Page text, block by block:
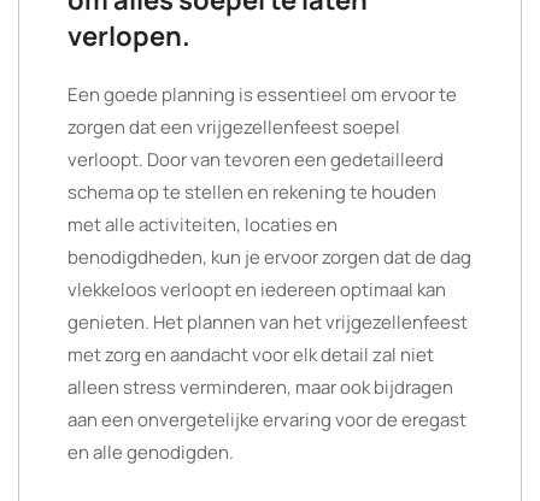
verlopen.
Een goede planning is essentieel om ervoor te
zorgen dat een vrijgezellenfeest soepel
verloopt. Door van tevoren een gedetailleerd
schema op te stellen en rekening te houden
met alle activiteiten, locaties en
benodigdheden, kun je ervoor zorgen dat de dag
vlekkeloos verloopt en iedereen optimaal kan
genieten. Het plannen van het vrijgezellenfeest
met zorg en aandacht voor elk detail zal niet
alleen stress verminderen, maar ook bijdragen
aan een onvergetelijke ervaring voor de eregast
en alle genodigden.